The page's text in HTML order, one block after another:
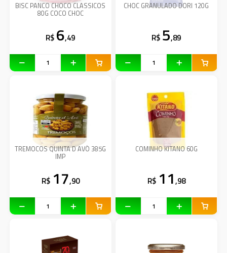
BISC PANCO CHOCO CLASSICOS
80G COCO CHOC
R$ 6,49
CHOC GRANULADO DORI 120G
R$ 5,89
TREMOCOS QUINTA D AVÓ 385G
IMP
R$ 17,90
COMINHO KITANO 60G
R$ 11,98